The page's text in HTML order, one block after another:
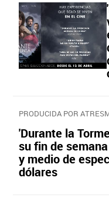
PRODUCIDA POR
'Durante la
su fin de
y medio de
dólares